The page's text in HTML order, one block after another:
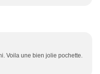
Voila une bien jolie pochette.